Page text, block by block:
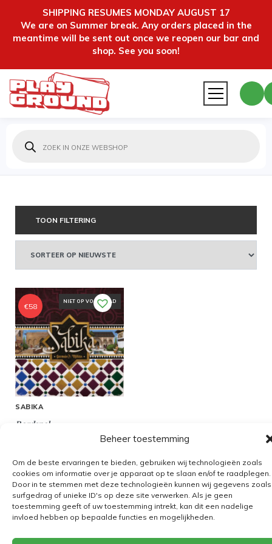
SHIPPING RESUMES MONDAY AUGUST 17
We are on Summer break. Any orders placed in the
meantime will be sent out once we reopen our bar and
shop. See you soon!
Beheer toestemming
Om de beste ervaringen te bieden, gebruiken wij technologieën zoals
cookies om informatie over je apparaat op te slaan en/of te raadplegen.
Door in te stemmen met deze technologieën kunnen wij gegevens zoals
surfgedrag of unieke ID's op deze site verwerken. Als je geen
toestemming geeft of uw toestemming intrekt, kan dit een nadelige
invloed hebben op bepaalde functies en mogelijkheden.
zoeken
TOON FILTERING
NIET OP VOORRAAD
SABIKA
Bordspel
€58
Algemene voorwaarden
Verzending